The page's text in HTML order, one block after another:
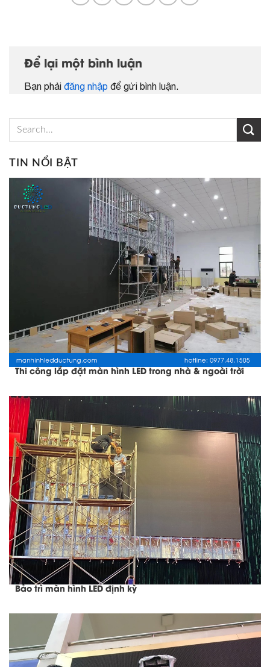
Để lại một bình luận
Bạn phải đăng nhập để gửi bình luận.
TIN NỔI BẬT
Thi công lắp đặt màn hình LED trong nhà & ngoài trời
Bảo trì màn hình LED định kỳ